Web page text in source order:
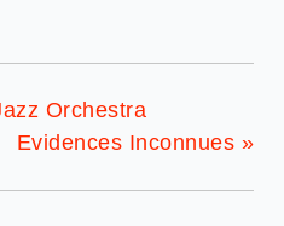
Orchestra
Evidences Inconnues »